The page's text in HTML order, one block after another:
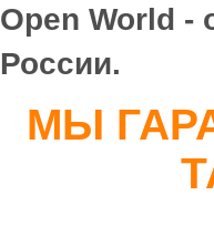
Open World -
России.
МЫ